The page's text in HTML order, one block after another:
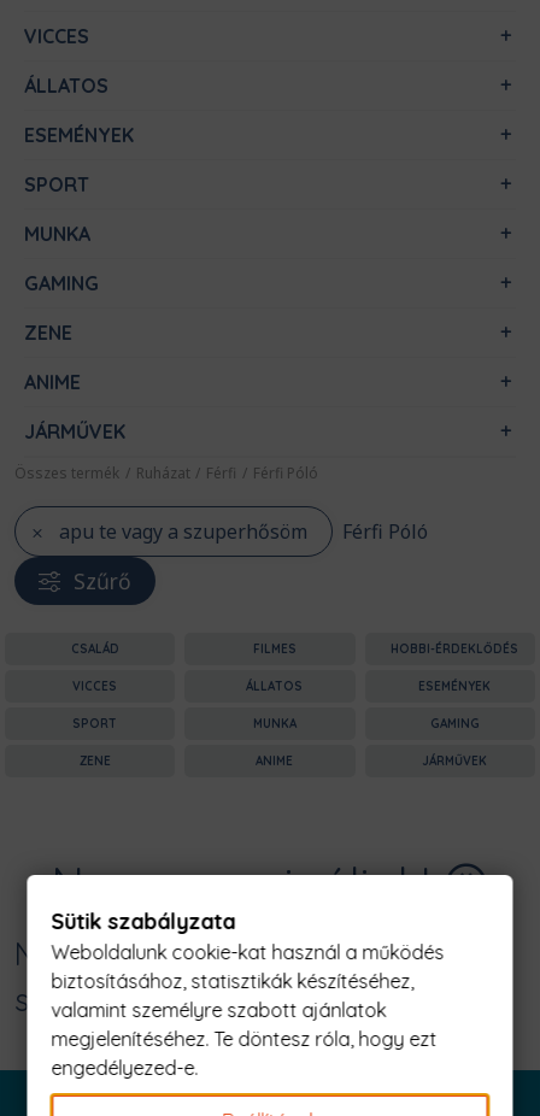
VICCES
ÁLLATOS
ESEMÉNYEK
SPORT
MUNKA
GAMING
ZENE
ANIME
JÁRMŰVEK
Összes termék / Ruházat / Férfi / Férfi Póló
apu te vagy a szuperhősöm Férfi Póló
Szűrő
CSALÁD FILMES HOBBI-ÉRDEKLŐDÉS
VICCES ÁLLATOS ESEMÉNYEK
SPORT MUNKA GAMING
ZENE ANIME JÁRMŰVEK
Nagyon sajnáljuk! 😥
Nincs találat erre: "apu te vagy a
szuperhősöm Férfi Póló"
Sütik szabályzata
Weboldalunk cookie-kat használ a működés
biztosításához, statisztikák készítéséhez,
valamint személyre szabott ajánlatok
megjelenítéséhez. Te döntesz róla, hogy ezt
engedélyezed-e.